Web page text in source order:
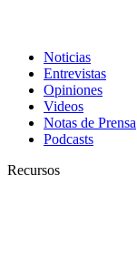
Noticias
Entrevistas
Opiniones
Videos
Notas de Prensa
Podcasts
Recursos